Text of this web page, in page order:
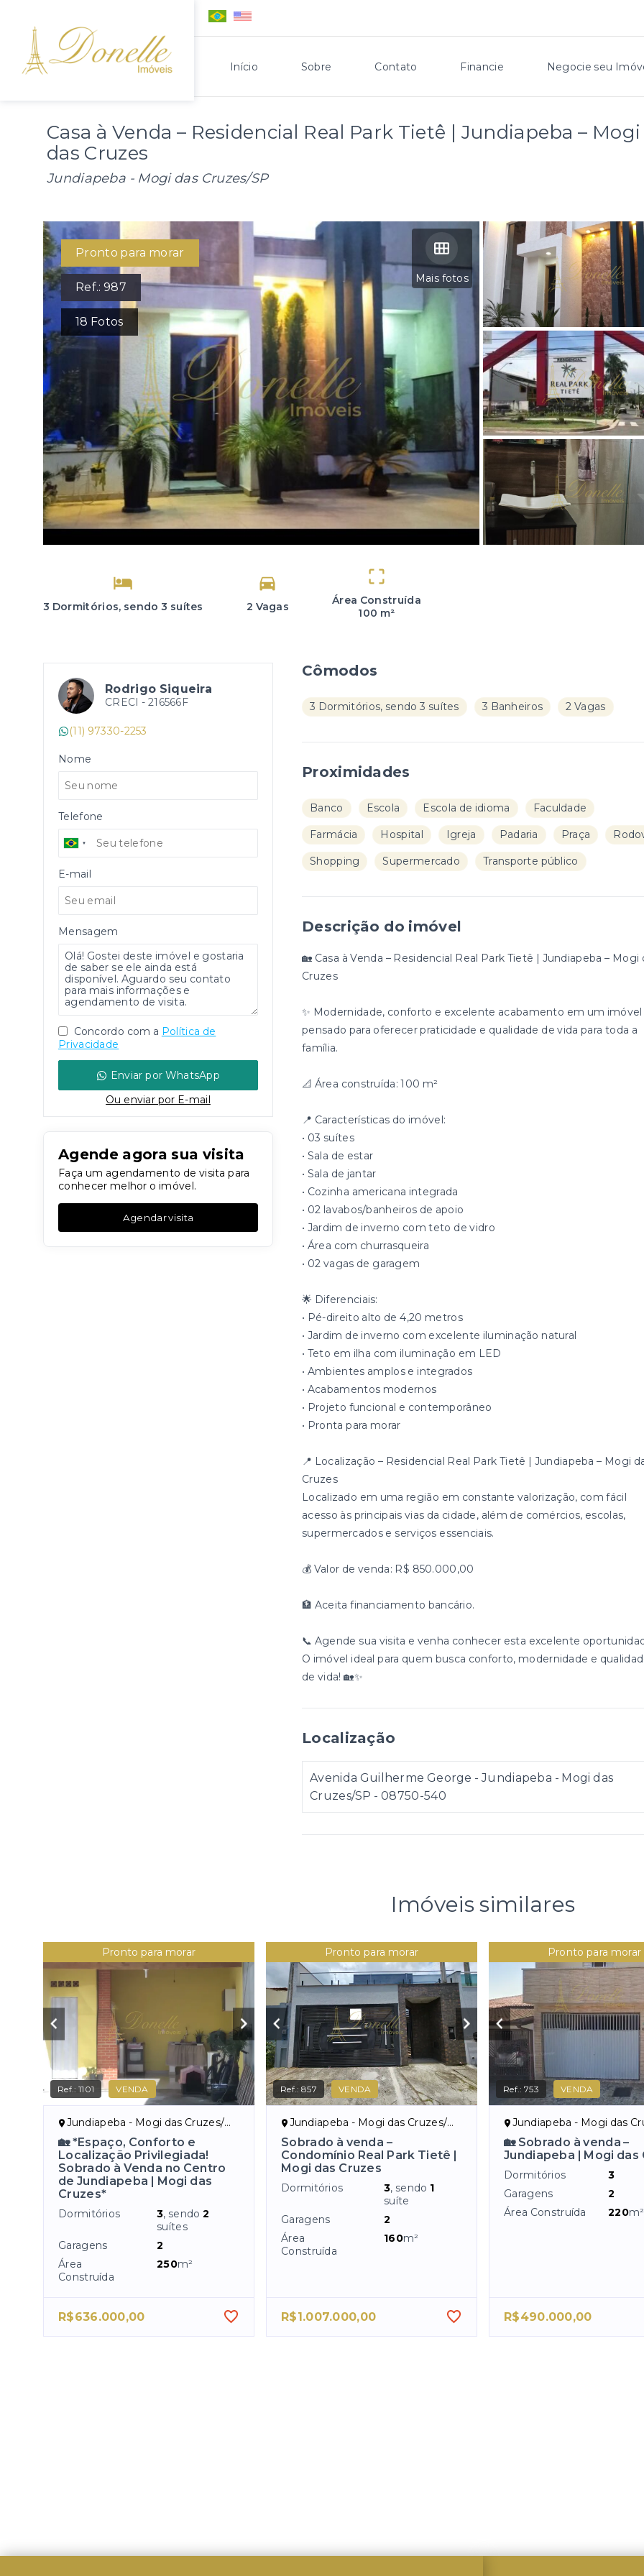
Início Sobre Contato Financie Negocie seu
Casa à Venda – Residencial Real Park Tietê | Jundiapeba – Mogi
das Cruzes
Jundiapeba - Mogi das Cruzes/SP
Mais fotos
Pronto para morar
Ref.:987
18 Fotos
3 Dormitórios, sendo 3 suítes 2 Vagas
Área Construída
100 m²
Rodrigo Siqueira
CRECI - 216566F
(11) 97330-2253
Nome
Telefone
E-mail
Mensagem
Concordo com a Política de
Privacidade
Enviar por WhatsApp
Ou enviar por E-mail
Agende agora sua visita
Faça um agendamento de visita para
conhecer melhor o imóvel.
Agendar visita
Cômodos
3 Dormitórios, sendo 3 suítes 3 Banheiros 2 Vagas
Proximidades
Banco Escola Escola de idioma Faculdade
Farmácia Hospital Igreja Padaria Praça
Shopping Supermercado Transporte público
Descrição do imóvel
🏡 Casa à Venda – Residencial Real Park Tietê | Jundiapeba – Mogi
Cruzes
✨ Modernidade, conforto e excelente acabamento em um imóvel
pensado para oferecer praticidade e qualidade de vida para toda a
família.
📐 Área construída: 100 m²
📍 Características do imóvel:
• 03 suítes
• Sala de estar
• Sala de jantar
• Cozinha americana integrada
• 02 lavabos/banheiros de apoio
• Jardim de inverno com teto de vidro
• Área com churrasqueira
• 02 vagas de garagem
🌟 Diferenciais:
• Pé-direito alto de 4,20 metros
• Jardim de inverno com excelente iluminação natural
• Teto em ilha com iluminação em LED
• Ambientes amplos e integrados
• Acabamentos modernos
• Projeto funcional e contemporâneo
• Pronta para morar
📍 Localização – Residencial Real Park Tietê | Jundiapeba – Mogi
Cruzes
Localizado em uma região em constante valorização, com fácil
acesso às principais vias da cidade, além de comércios, escolas,
supermercados e serviços essenciais.
💰 Valor de venda: R$ 850.000,00
🏦 Aceita financiamento bancário.
📞 Agende sua visita e venha conhecer esta excelente
O imóvel ideal para quem busca conforto, modernidade e
de vida! 🏡✨
Localização
Avenida Guilherme George - Jundiapeba - Mogi das
Cruzes/SP - 08750-540
Imóveis similares
Pronto para morar
Ref.:1101 VENDA
Jundiapeba - Mogi das Cruzes/SP
🏡 *Espaço, Conforto e
Localização Privilegiada!
Sobrado à Venda no Centro
de Jundiapeba | Mogi das
Cruzes*
Dormitórios 3, sendo2
suítes
Garagens
2
Área
Construída
250m²
R$636.000,00
Pronto para morar
Ref.:857 VENDA
Jundiapeba - Mogi das Cruzes/SP
Sobrado à venda –
Condomínio Real Park Tietê |
Mogi das Cruzes
Dormitórios 3, sendo 1
suíte
Garagens
2
Área
Construída
160m²
R$1.007.000,00
Pronto para morar
Ref.:753 VENDA
Jundiapeba - Mogi das
🏡 Sobrado à venda –
Jundiapeba | Mogi das
Dormitórios
3
Garagens
2
Área Construída
220m²
R$490.000,00